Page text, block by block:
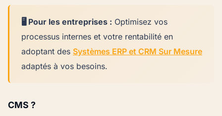
🖥️ Pour les entreprises : Optimisez vos
processus internes et votre rentabilité en
adoptant des Systèmes ERP et CRM Sur Mesure
adaptés à vos besoins.
CMS ?